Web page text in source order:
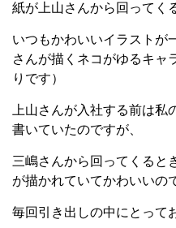
紙が上山さんから回ってく
いつもかわいいイラストが
さんが描くネコがゆるキャ
りです）
上山さんが入社する前は
書いていたのですが、
三嶋さんから回ってくると
が描かれていてかわいいの
毎回引き出しの中にとって